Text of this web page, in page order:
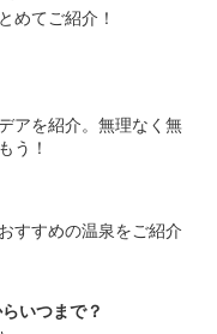
めてご紹介！
アを紹介。無理なく無
う！
すすめの温泉をご紹介
いつまで？